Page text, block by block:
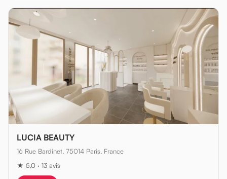
LUCIA BEAUTY
16 Rue Bardinet, 75014 Paris, France
★ 5,0 · 13 avis